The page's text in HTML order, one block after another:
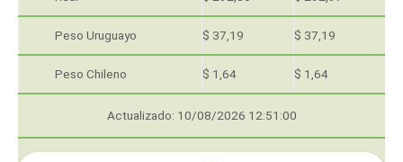
Peso Uruguayo $ 37,19 $ 37,19
Peso Chileno $ 1,64 $ 1,64
Actualizado: 10/08/2026 12:51:00